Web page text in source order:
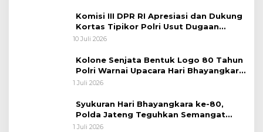
Komisi III DPR RI Apresiasi dan Dukung
Kortas Tipikor Polri Usut Dugaan
Korupsi Batu Bara
10 Juli 2026
Kolone Senjata Bentuk Logo 80 Tahun
Polri Warnai Upacara Hari Bhayangkara
ke-80
1 Juli 2026
Syukuran Hari Bhayangkara ke-80,
Polda Jateng Teguhkan Semangat
Pengabdian dan Pererat Kebersamaan
1 Juli 2026